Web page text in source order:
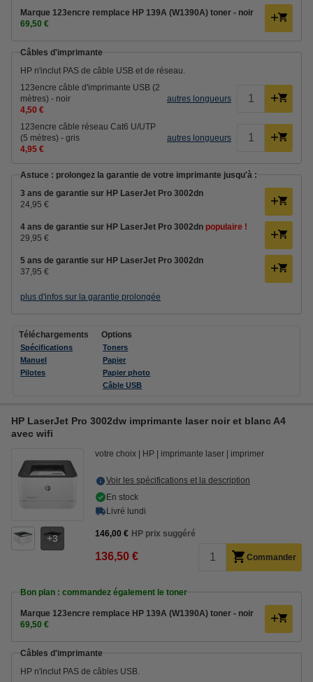
Marque 123encre remplace HP 139A (W1390A) toner - noir
69,50 €
Câbles d'imprimante
HP n'inclut PAS de câble USB et de réseau.
123encre câble d'imprimante USB (2
mètres) - noir
4,50 €
autres longueurs
123encre câble réseau Cat6 U/UTP
(5 mètres) - gris
4,95 €
autres longueurs
Astuce : prolongez la garantie de votre imprimante jusqu'à :
3 ans de garantie sur HP LaserJet Pro 3002dn
24,95 €
4 ans de garantie sur HP LaserJet Pro 3002dn populaire !
29,95 €
5 ans de garantie sur HP LaserJet Pro 3002dn
37,95 €
plus d'infos sur la garantie prolongée
Téléchargements
Spécifications
Manuel
Pilotes
Options
Toners
Papier
Papier photo
Câble USB
HP LaserJet Pro 3002dw imprimante laser noir et blanc A4
avec wifi
3
votre choix HP imprimante laser imprimer
Voir les spécifications et la description
En stock
Livré lundi
146,00 € HP prix suggéré
136,50 € Commander
Bon plan : commandez également le toner
Marque 123encre remplace HP 139A (W1390A) toner - noir
69,50 €
Câbles d'imprimante
HP n'inclut PAS de câbles USB.